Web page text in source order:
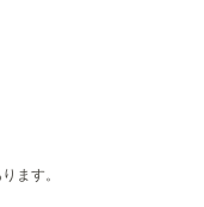
ます。